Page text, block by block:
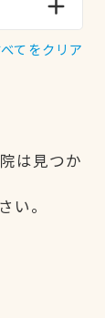
てをクリア
は見つか
い。